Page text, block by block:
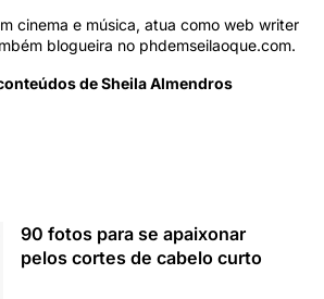
cinema e música, atua como web writer
blogueira no phdemseilaoque.com.
de Sheila Almendros
90 fotos para se apaixonar
pelos cortes de cabelo curto